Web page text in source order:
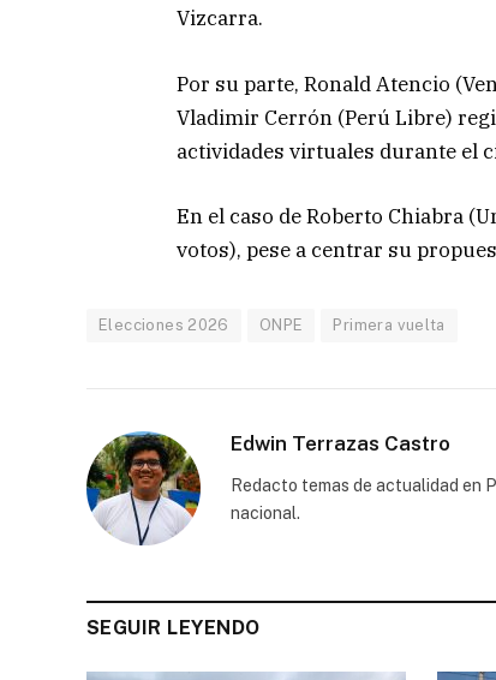
Vizcarra.
Por su parte, Ronald Atencio
Vladimir Cerrón (Perú Libre)
actividades virtuales durante el
En el caso de Roberto Chiabra
votos), pese a centrar su
Elecciones 2026 ONPE Primera vuelta
Edwin Terrazas Castro
Redacto temas de actualidad en
nacional.
SEGUIR LEYENDO